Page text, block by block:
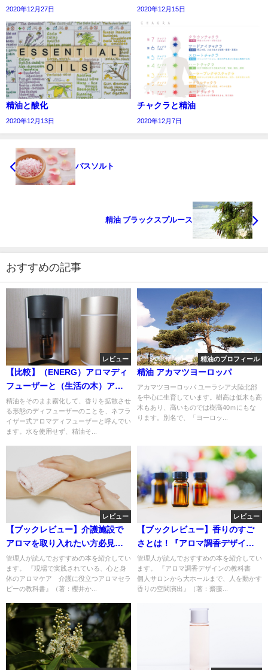
2020年12月27日 2020年12月15日
精油と酸化
2020年12月13日
チャクラと精油
2020年12月7日
バスソルト
精油 ブラックスプルース
おすすめの記事
レビュー
【比較】（ENERG）アロマディ
フューザーと（生活の木）アロ
モアミニの違いとは
精油をそのまま霧化して、香りを拡散させ
る形態のディフューザーのことを、ネフラ
イザー式アロマディフューザーと呼んでい
ます。水を使用せず、精油そ...
精油のプロフィール
精油 アカマツヨーロッパ
アカマツヨーロッパ ユーラシア大陸北部
を中心に生育しています。樹高は低木も高
木もあり、高いものでは樹高40ｍにもな
ります。別名で、「ヨーロッ...
レビュー
【ブックレビュー】介護施設で
アロマを取り入れたい方必見！
『現場で実践されている、心と
身体のアロマケア 介護に役立
つアロマセラピーの教科書』
管理人が読んでおすすめの本を紹介してい
ます。 『現場で実践されている、心と身
体のアロマケア 介護に役立つアロマセラ
ピーの教科書』（著：櫻井か...
レビュー
【ブックレビュー】香りのすご
さとは！『アロマ調香デザイン
の教科書 個人サロンから大ホ
ールまで、人を動かす香りの空
間演出』
管理人が読んでおすすめの本を紹介してい
ます。 『アロマ調香デザインの教科書
個人サロンから大ホールまで、人を動かす
香りの空間演出』（著：齋藤...